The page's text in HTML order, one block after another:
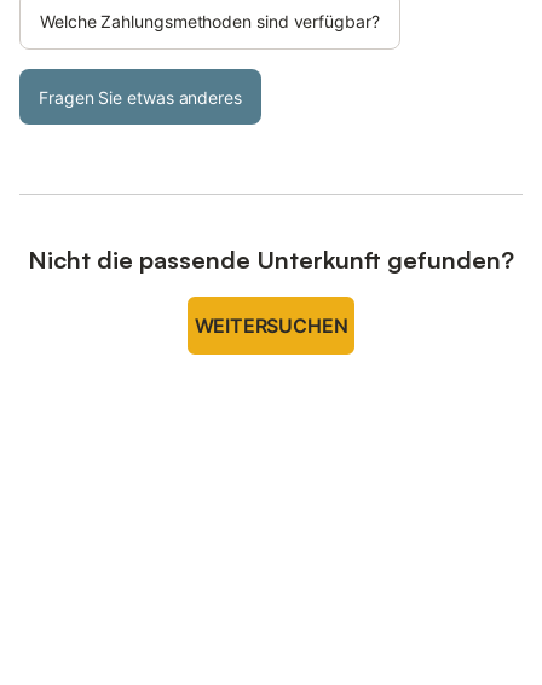
Welche Zahlungsmethoden sind verfügbar?
Fragen Sie etwas anderes
Nicht die passende Unterkunft gefunden?
WEITERSUCHEN